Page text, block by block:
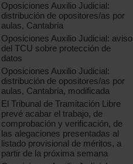
Oposiciones Auxilio Judicial:
distribución de opositores/as por
aulas, Cantabria
Oposiciones Auxilio Judicial: aviso
del TCU sobre protección de
datos
Oposiciones Auxilio Judicial:
distribución de opositores/as por
aulas, Cantabria, modificada
El Tribunal de Tramitación Libre
prevé acabar el trabajo, de
comprobación y verificación, de
las alegaciones presentadas al
listado provisional de méritos, a
partir de la próxima semana